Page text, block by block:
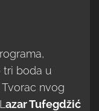
tri boda u
nvog
azar Tufegdžić